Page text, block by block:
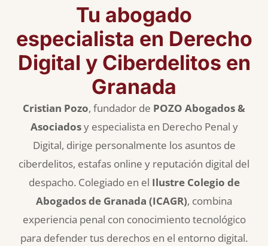
Tu abogado
especialista en Derecho
Digital y Ciberdelitos en
Granada
Cristian Pozo, fundador de POZO Abogados &
Asociadosy especialista en Derecho Penal y
Digital, dirige personalmente los asuntos de
ciberdelitos, estafas online y reputación digital del
despacho. Colegiado en el Ilustre Colegio de
Abogados de Granada (ICAGR), combina
experiencia penal con conocimiento tecnológico
para defender tus derechos en el entorno digital.